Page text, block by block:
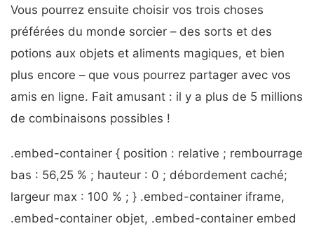
Vous pourrez ensuite choisir vos trois choses
préférées du monde sorcier – des sorts et des
potions aux objets et aliments magiques, et bien
plus encore – que vous pourrez partager avec vos
amis en ligne. Fait amusant : il y a plus de 5 millions
de combinaisons possibles !
.embed-container { position : relative ; rembourrage
bas : 56,25 % ; hauteur : 0 ; débordement caché;
largeur max : 100 % ; } .embed-container iframe,
.embed-container objet, .embed-container embed